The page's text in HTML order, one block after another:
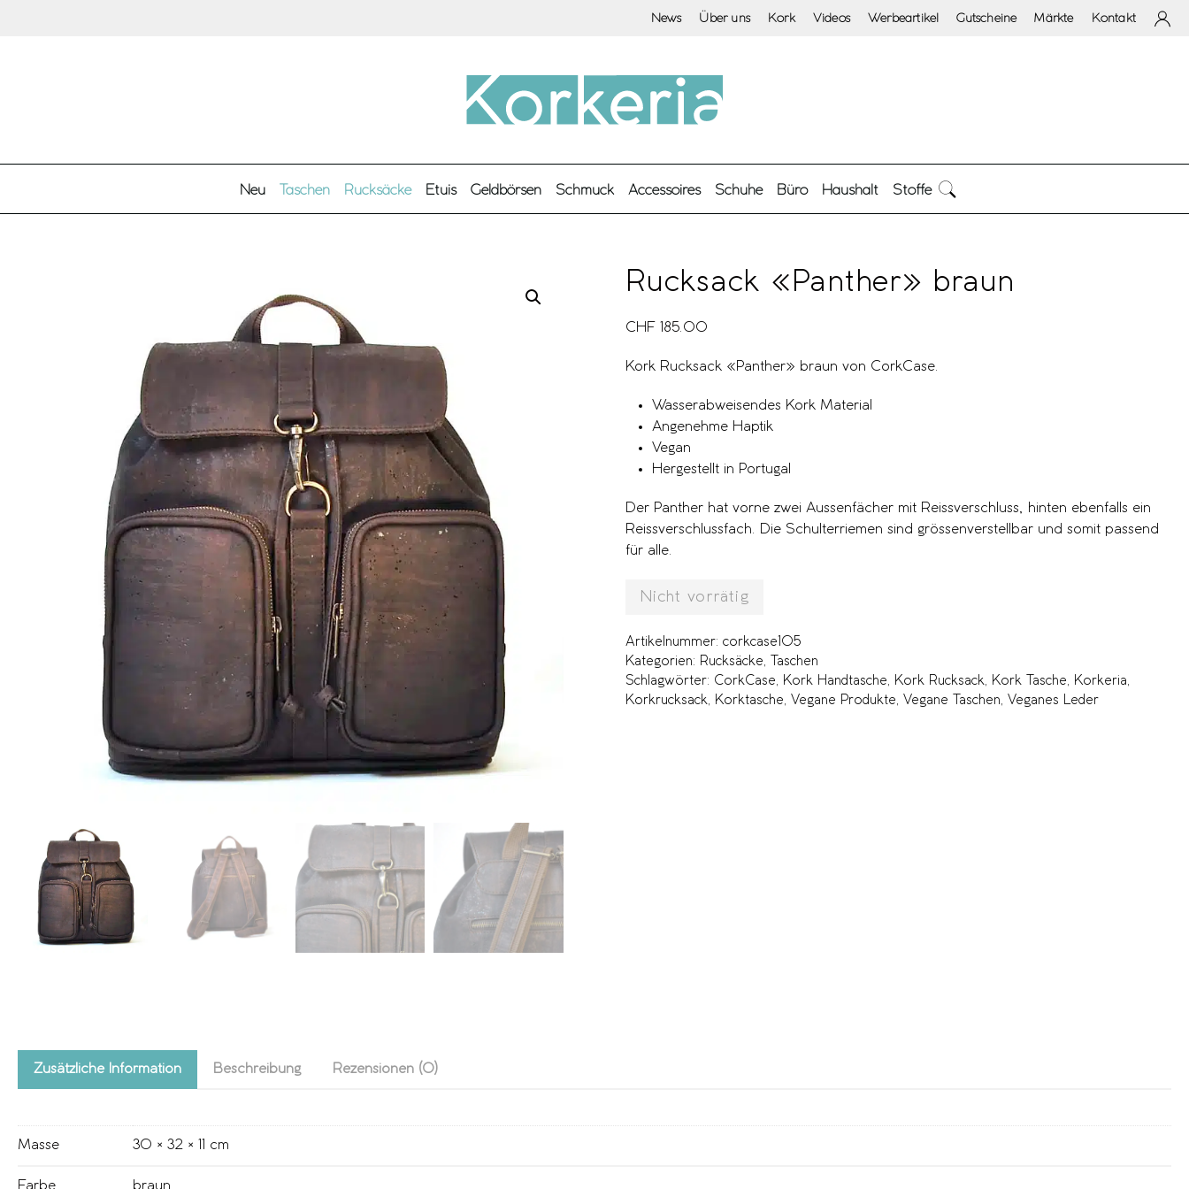
News Über uns Kork Videos Werbeartikel Gutscheine Märkte Kontakt
Neu Taschen Rucksäcke Etuis Geldbörsen Schmuck Accessoires Schuhe Büro Haushalt Stoffe
Rucksack «Panther» braun
CHF 185.00
Kork Rucksack «Panther» braun von CorkCase.
Wasserabweisendes Kork Material
Angenehme Haptik
Vegan
Hergestellt in Portugal
Der Panther hat vorne zwei Aussenfächer mit Reissverschluss, hinten ebenfalls ein
Reissverschlussfach. Die Schulterriemen sind grössenverstellbar und somit passend
für alle.
Nicht vorrätig
Artikelnummer: corkcase105
Kategorien: Rucksäcke,
Taschen
Schlagwörter: CorkCase, Kork Handtasche, Kork Rucksack, Kork Tasche, Korkeria,
Korkrucksack, Korktasche, Vegane Produkte, Vegane Taschen, Veganes Leder
Zusätzliche Information Beschreibung Rezensionen (0)
Masse 30 × 32 × 11 cm
Farbe braun